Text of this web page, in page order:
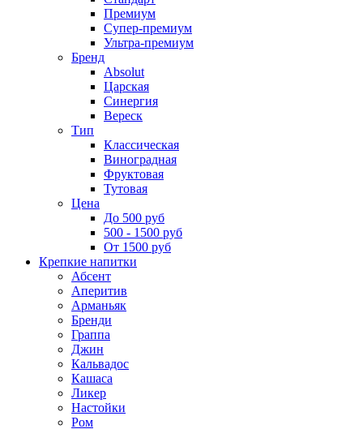
Премиум
Супер-премиум
Ультра-премиум
Бренд
Absolut
Царская
Синергия
Вереск
Тип
Классическая
Виноградная
Фруктовая
Тутовая
Цена
До 500 руб
500 - 1500 руб
От 1500 руб
Крепкие напитки
Абсент
Аперитив
Арманьяк
Бренди
Граппа
Джин
Кальвадос
Кашаса
Ликер
Настойки
Ром